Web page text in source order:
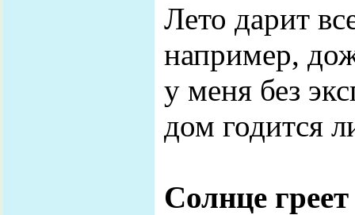
Лето дарит
например,
у меня без
дом годится
Солнце греет